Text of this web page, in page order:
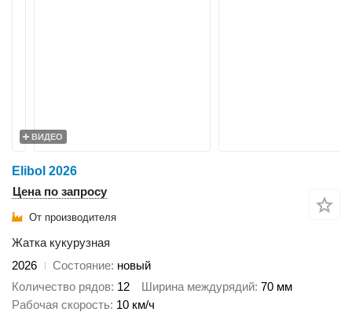
ВИДЕО
Elibol 2026
Цена по запросу
От производителя
Жатка кукурузная
2026
Состояние новый
Количество рядов 12 Ширина междурядий 70 мм
Рабочая скорость 10 км/ч